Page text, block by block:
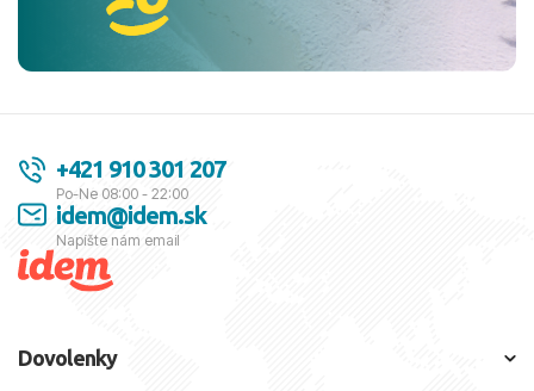
+421 910 301 207
Po-Ne 08:00 - 22:00
idem@idem.sk
Napíšte nám email
Dovolenky